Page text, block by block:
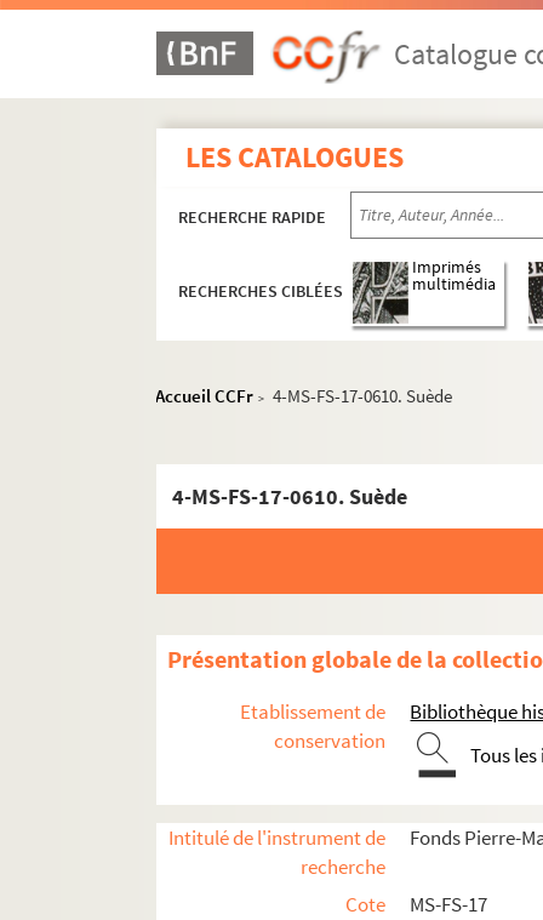
Catalogue
LES CATALOGUES
RECHERCHE RAPIDE
RECHERCHES CIBLÉES
Imprimés
multimédia
Accueil CCFr > 4-MS-FS-17-0610. Suède
4-MS-FS-17-0610. Suède
Présentation globale de la
Etablissement de
conservation
Bibliothèque
Tous
Intitulé de l'instrument de
recherche
Fonds Pierre-
Cote
MS-FS-17
Guillaume Apollinaire
Correspondance